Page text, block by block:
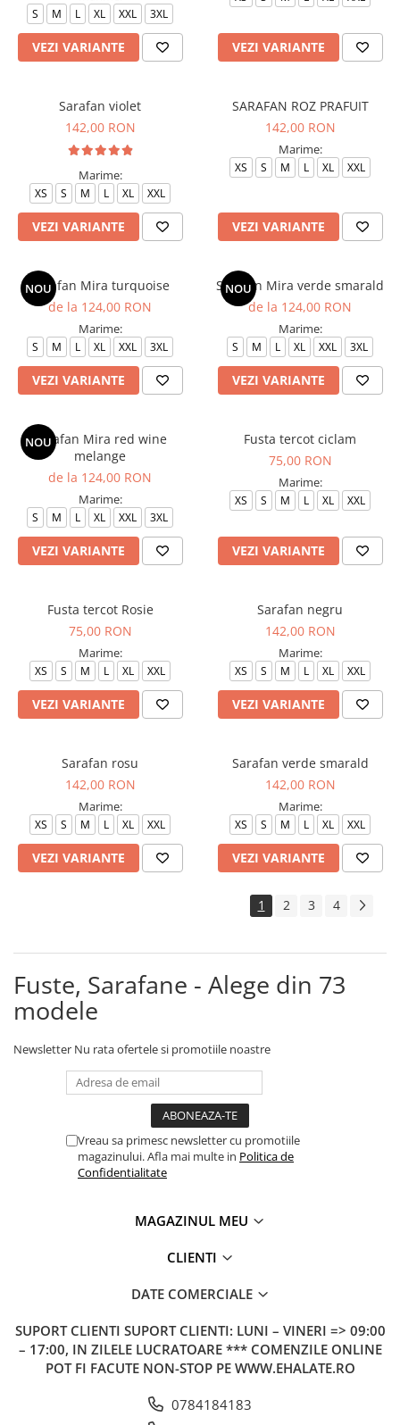
S M L XL XXL 3XL
VEZI VARIANTE VEZI VARIANTE
Sarafan violet
142,00 RON
Marime:
XS S M L XL XXL
VEZI VARIANTE
SARAFAN ROZ PRAFUIT
142,00 RON
Marime:
XS S M L XL XXL
VEZI VARIANTE
NOU
Sarafan Mira turquoise
de la 124,00 RON
Marime:
S M L XL XXL 3XL
VEZI VARIANTE
NOU
Sarafan Mira verde smarald
de la 124,00 RON
Marime:
S M L XL XXL 3XL
VEZI VARIANTE
NOU
Sarafan Mira red wine
melange
de la 124,00 RON
Marime:
S M L XL XXL 3XL
VEZI VARIANTE
Fusta tercot ciclam
75,00 RON
Marime:
XS S M L XL XXL
VEZI VARIANTE
Fusta tercot Rosie
75,00 RON
Marime:
XS S M L XL XXL
VEZI VARIANTE
Sarafan negru
142,00 RON
Marime:
XS S M L XL XXL
VEZI VARIANTE
Sarafan rosu
142,00 RON
Marime:
XS S M L XL XXL
VEZI VARIANTE
Sarafan verde smarald
142,00 RON
Marime:
XS S M L XL XXL
VEZI VARIANTE
1 2 3 4
Fuste, Sarafane - Alege din 73
modele
Newsletter Nu rata ofertele si promotiile noastre
Vreau sa primesc newsletter cu promotiile
magazinului. Afla mai multe in Politica de
Confidentialitate
MAGAZINUL MEU
CLIENTI
DATE COMERCIALE
SUPORT CLIENTI SUPORT CLIENTI: LUNI – VINERI => 09:00
– 17:00, IN ZILELE LUCRATOARE *** COMENZILE ONLINE
POT FI FACUTE NON-STOP PE WWW.EHALATE.RO
0784184183